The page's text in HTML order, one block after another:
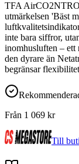
TFA
utmärkelsen 'Bäst
inte bara siffror,
inomhusluften –
den dyrare än
begränsar
Från 1 069 kr
Till